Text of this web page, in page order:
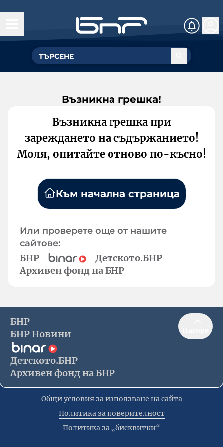
Възникна грешка!
Възникна грешка при
зареждането на съдържанието!
Моля, опитайте отново по-късно!
Към начална страница
Или проверете още от нашите
сайтове:
БНР
Детското.БНР
Архивен фонд на БНР
БНР
БНР Новини
Детското.БНР
Архивен фонд на БНР
Общи условия за използване на сайта
Политика за поверителност
Политика за „бисквитки“